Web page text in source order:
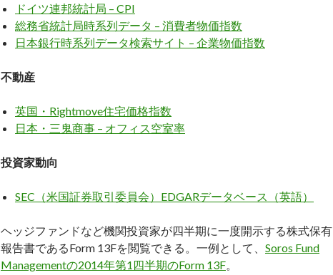
ドイツ連邦統計局 – CPI
総務省統計局時系列データ – 消費者物価指数
日本銀行時系列データ検索サイト – 企業物価指数
不動産
英国・Rightmove住宅価格指数
日本・三鬼商事 – オフィス空室率
投資家動向
SEC（米国証券取引委員会）EDGARデータベース（英語）
ヘッジファンドなど機関投資家が四半期に一度開示する株式保有
報告書であるForm 13Fを閲覧できる。一例として、 Soros Fund
Managementの2014年第1四半期のForm 13F。